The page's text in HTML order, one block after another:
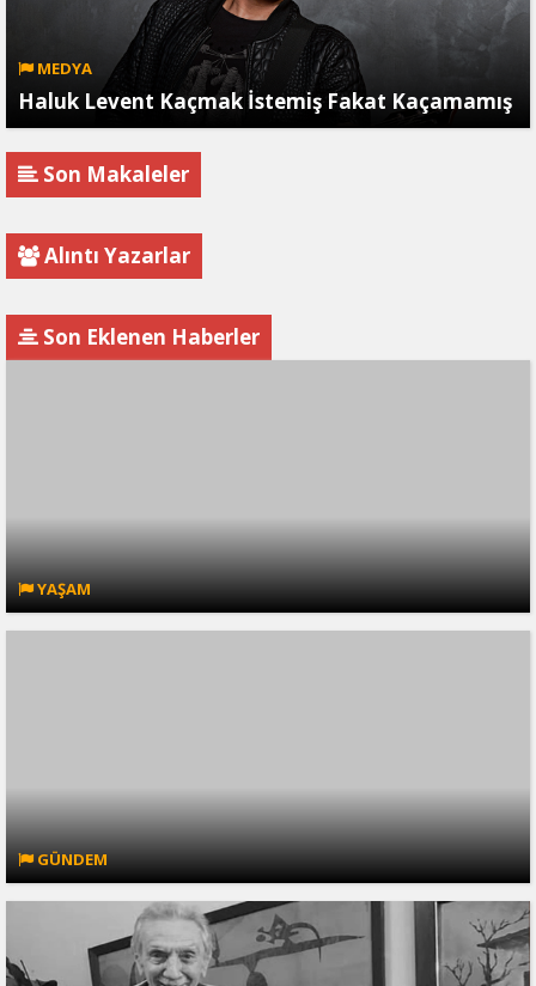
MEDYA
Haluk Levent Kaçmak İstemiş Fakat Kaçamamış
Son Makaleler
Alıntı Yazarlar
Son Eklenen Haberler
YAŞAM
GÜNDEM